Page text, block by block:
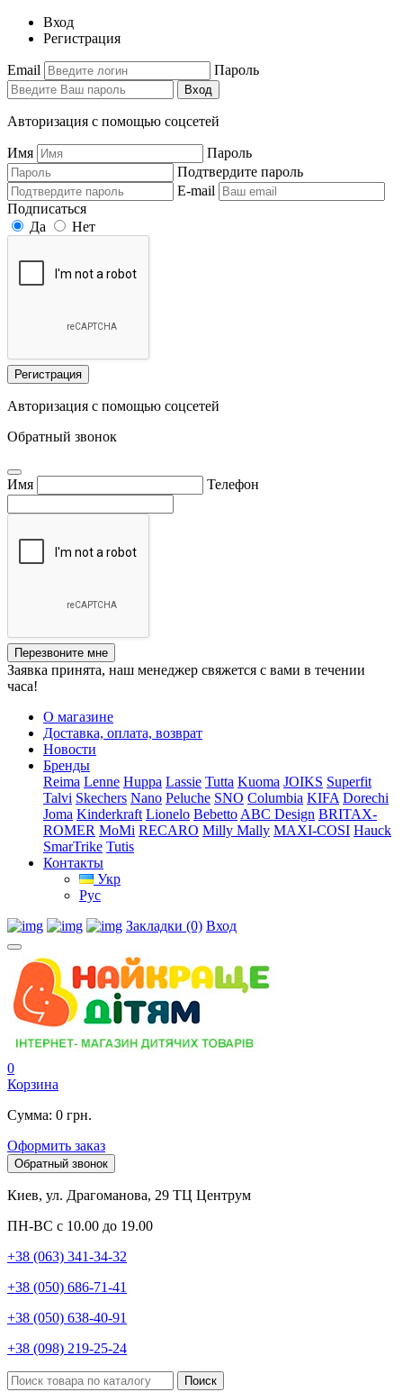
Вход
Регистрация
Email Пароль
Вход
Авторизация с помощью соцсетей
Имя
Пароль
Подтвердите пароль
E-mail
Подписаться
Да
Нет
Регистрация
Авторизация с помощью соцсетей
Обратный звонок
Имя Телефон
Перезвоните мне
Заявка принята, наш менеджер свяжется с вами в течении
часа!
О магазине
Доставка, оплата, возврат
Новости
Бренды
Reima Lenne Huppa Lassie Tutta Kuoma JOIKS Superfit
Talvi Skechers Nano Peluche SNO Columbia KIFA Dorechi
Joma Kinderkraft Lionelo Bebetto ABC Design BRITAX-
ROMER MoMi RECARO Milly Mally MAXI-COSI Hauck
SmarTrike Tutis
Контакты
Укр
Рус
Закладки (0) Вход
0
Корзина
Сумма: 0 грн.
Оформить заказ
Обратный звонок
Киев, ул. Драгоманова, 29 ТЦ Центрум
ПН-ВС с 10.00 до 19.00
+38 (063) 341-34-32
+38 (050) 686-71-41
+38 (050) 638-40-91
+38 (098) 219-25-24
Поиск